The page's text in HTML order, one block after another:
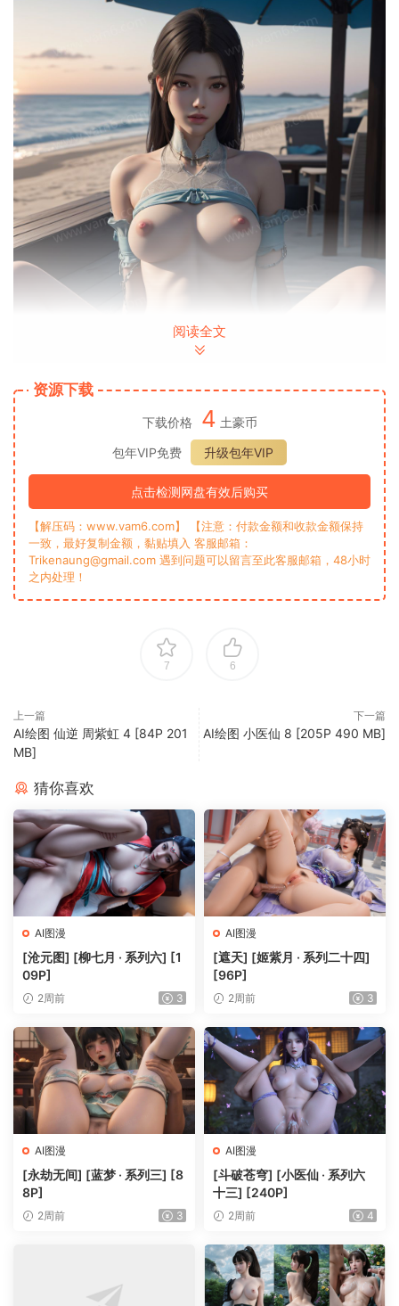
阅读全文
资源下载
下载价格 4 土豪币
包年VIP免费
升级包年VIP
点击检测网盘有效后购买
【解压码：www.vam6.com】 【注意：付款金额和收款金额保持
一致，最好复制金额，黏贴填入 客服邮箱：
Trikenaung@gmail.com 遇到问题可以留言至此客服邮箱，48小时
之内处理！
7 6
上一篇
AI绘图 仙逆 周紫虹 4 [84P 201
MB]
下一篇
AI绘图 小医仙 8 [205P 490 MB]
猜你喜欢
AI图漫
[沧元图] [柳七月 · 系列六] [1
09P]
2周前 3
AI图漫
[遮天] [姬紫月 · 系列二十四]
[96P]
2周前 3
AI图漫
[永劫无间] [蓝梦 · 系列三] [8
8P]
2周前 3
AI图漫
[斗破苍穹] [小医仙 · 系列六
十三] [240P]
2周前 4